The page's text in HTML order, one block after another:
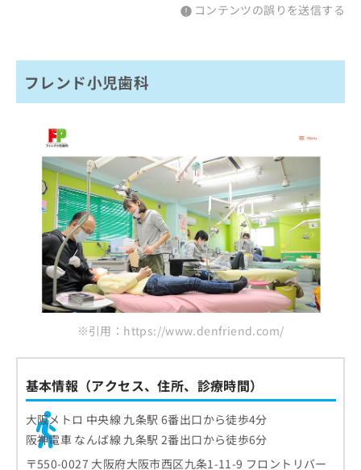
コンテンツの誤りを送信する
フレンド小児歯科
※引用：https://www.denfriend.com/
基本情報（アクセス、住所、診療時間）
大阪メトロ 中央線 九条駅 6番出口から徒歩4分
阪神電車 なんば線 九条駅 2番出口から徒歩6分
〒550-0027 大阪府大阪市西区九条1-11-9 フロントリバー